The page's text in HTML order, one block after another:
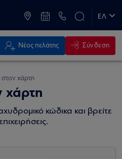
ΕΛ
Νέος πελάτης Σύνδεση
χάρτη
χάρτη
κώδικα και βρείτε